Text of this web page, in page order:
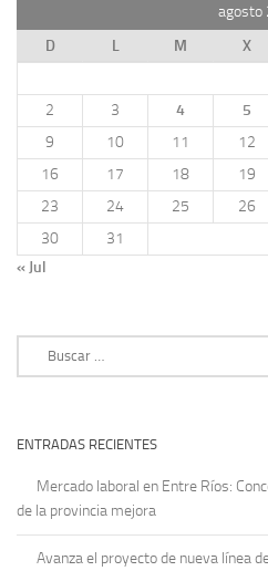
agosto
D
L M X
2
3 4 5
9
10 11 12
16
17 18 19
23
24 25 26
30
31
« Jul
ENTRADAS RECIENTES
Mercado laboral en Entre Ríos:
de la provincia mejora
Avanza el proyecto de nueva línea